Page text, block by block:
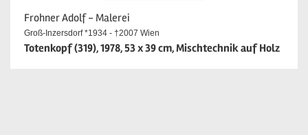
Frohner Adolf - Malerei
Groß-Inzersdorf *1934 - †2007 Wien
Totenkopf (319), 1978, 53 x 39 cm, Mischtechnik auf Holz